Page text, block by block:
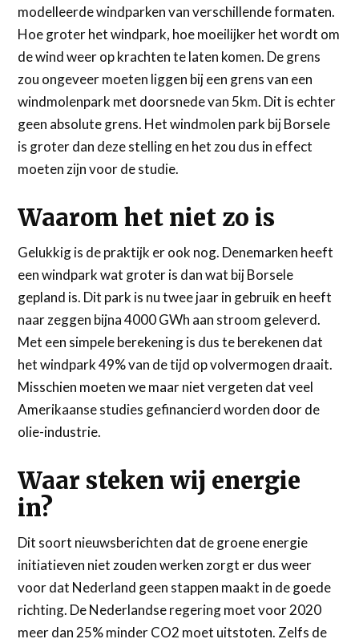
modelleerde windparken van verschillende formaten.
Hoe groter het windpark, hoe moeilijker het wordt om
de wind weer op krachten te laten komen. De grens
zou ongeveer moeten liggen bij een grens van een
windmolenpark met doorsnede van 5km. Dit is echter
geen absolute grens. Het windmolen park bij Borsele
is groter dan deze stelling en het zou dus in effect
moeten zijn voor de studie.
Waarom het niet zo is
Gelukkig is de praktijk er ook nog. Denemarken heeft
een windpark wat groter is dan wat bij Borsele
gepland is. Dit park is nu twee jaar in gebruik en heeft
naar zeggen bijna 4000 GWh aan stroom geleverd.
Met een simpele berekening is dus te berekenen dat
het windpark 49% van de tijd op volvermogen draait.
Misschien moeten we maar niet vergeten dat veel
Amerikaanse studies gefinancierd worden door de
olie-industrie.
Waar steken wij energie
in?
Dit soort nieuwsberichten dat de groene energie
initiatieven niet zouden werken zorgt er dus weer
voor dat Nederland geen stappen maakt in de goede
richting. De Nederlandse regering moet voor 2020
meer dan 25% minder CO2 moet uitstoten. Zelfs de